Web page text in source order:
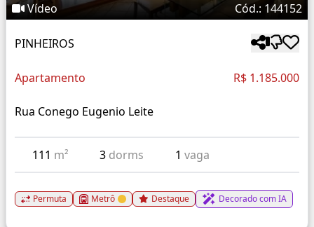
Vídeo Cód.: 144152
PINHEIROS
Apartamento R$ 1.185.000
Rua Conego Eugenio Leite
111 m² 3 dorms 1vaga
Permuta Metrô Destaque Decorado com IA